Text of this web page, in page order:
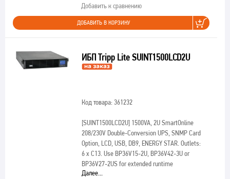
Добавить к сравнению
ДОБАВИТЬ В КОРЗИНУ
ИБП Tripp Lite SUINT1500LCD2U
Код товара: 361232
[SUINT1500LCD2U]1500VA, 2U SmartOnline
208/230V Double-Conversion UPS, SNMP Card
Option, LCD, USB, DB9, ENERGY STAR. Outlets:
6 x C13. Use BP36V15-2U, BP36V42-3U or
BP36V27-2US for extended runtime
Далее...